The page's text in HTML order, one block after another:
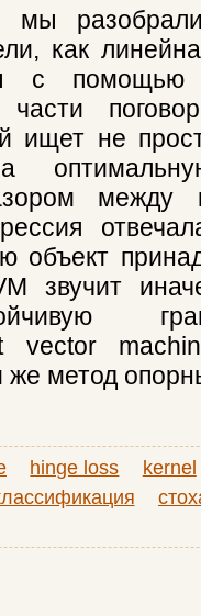
разобрали
как
с помощью
части
ищет не
а
между
объект
звучит
vector
метод
hinge loss
kernel